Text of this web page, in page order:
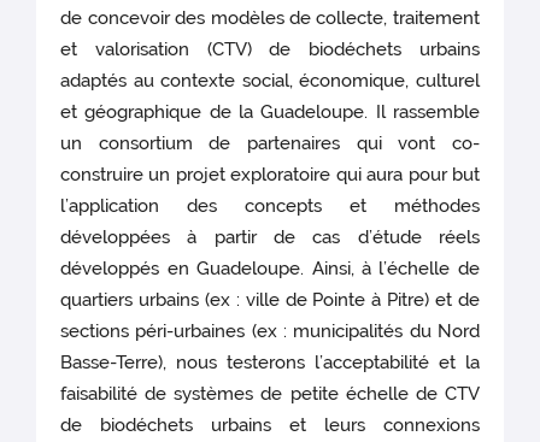
de concevoir des modèles de collecte, traitement
et valorisation (CTV) de biodéchets urbains
adaptés au contexte social, économique, culturel
et géographique de la Guadeloupe. Il rassemble
un consortium de partenaires qui vont co-
construire un projet exploratoire qui aura pour but
l’application des concepts et méthodes
développées à partir de cas d’étude réels
développés en Guadeloupe. Ainsi, à l’échelle de
quartiers urbains (ex : ville de Pointe à Pitre) et de
sections péri-urbaines (ex : municipalités du Nord
Basse-Terre), nous testerons l’acceptabilité et la
faisabilité de systèmes de petite échelle de CTV
de biodéchets urbains et leurs connexions